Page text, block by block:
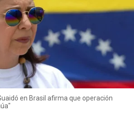
en Brasil afirma que operación